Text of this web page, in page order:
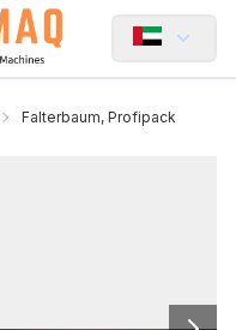
Falterbaum, Profipack